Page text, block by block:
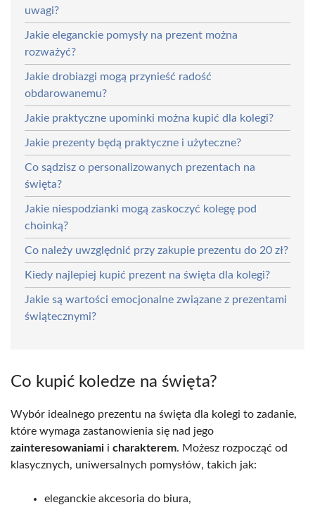
uwagi?
Jakie eleganckie pomysły na prezent można
rozważyć?
Jakie drobiazgi mogą przynieść radość
obdarowanemu?
Jakie praktyczne upominki można kupić dla kolegi?
Jakie prezenty będą praktyczne i użyteczne?
Co sądzisz o personalizowanych prezentach na
święta?
Jakie niespodzianki mogą zaskoczyć kolegę pod
choinką?
Co należy uwzględnić przy zakupie prezentu do 20 zł?
Kiedy najlepiej kupić prezent na święta dla kolegi?
Jakie są wartości emocjonalne związane z prezentami
świątecznymi?
Co kupić koledze na święta?
Wybór idealnego prezentu na święta dla kolegi to zadanie,
które wymaga zastanowienia się nad jego
zainteresowaniami i charakterem. Możesz rozpocząć od
klasycznych, uniwersalnych pomysłów, takich jak:
eleganckie akcesoria do biura,